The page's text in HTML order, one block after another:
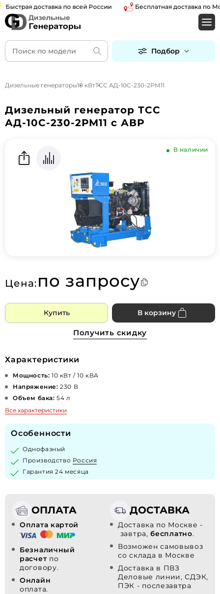
доставка по всей России Бесплатная доставка по
Подбор
Дизельные генераторы10 кВтТСС АД-10С-230-2РМ11
Дизельный генератор ТСС
АД-10С-230-2РМ11 с АВР
В наличии
Цена: по запросу
Купить В корзину
Получить скидку
Характеристики
Мощность: 10 кВт / 10 кВА
Напряжение: 230 В
Объем бака: 54 л
Все характеристики
Особенности
Однофазный
Производство Россия
Гарантия 24 месяца
ОПЛАТА
Оплата картой
Безналичный
расчет по
договору.
Онлайн
оплата.
ДОСТАВКА
Доставка по Москве -
завтра,бесплатно.
Возможен самовывоз
со склада в Москве
Доставка в ПВЗ
Деловые линии, СДЭК,
ПЭК - послезавтра